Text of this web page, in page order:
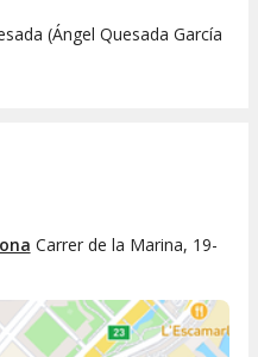
(Ángel Quesada García
Carrer de la Marina, 19-